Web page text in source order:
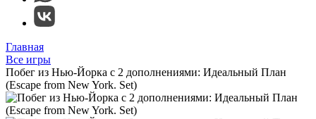
Главная
Все игры
Побег из Нью-Йорка с 2 дополнениями: Идеальный План
(Escape from New York. Set)